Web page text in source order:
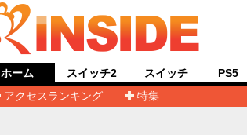
ホーム
アクセスランキング
特集
スイッチ2 スイッチ PS5